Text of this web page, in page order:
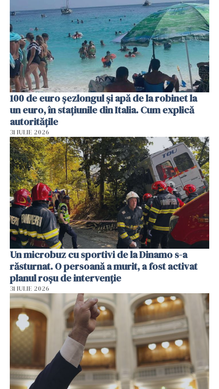
100 de euro șezlongul și apă de la robinet la
un euro, în stațiunile din Italia. Cum explică
autoritățile
31 IULIE 2026
Un microbuz cu sportivi de la Dinamo s-a
răsturnat. O persoană a murit, a fost activat
planul roșu de intervenție
31 IULIE 2026